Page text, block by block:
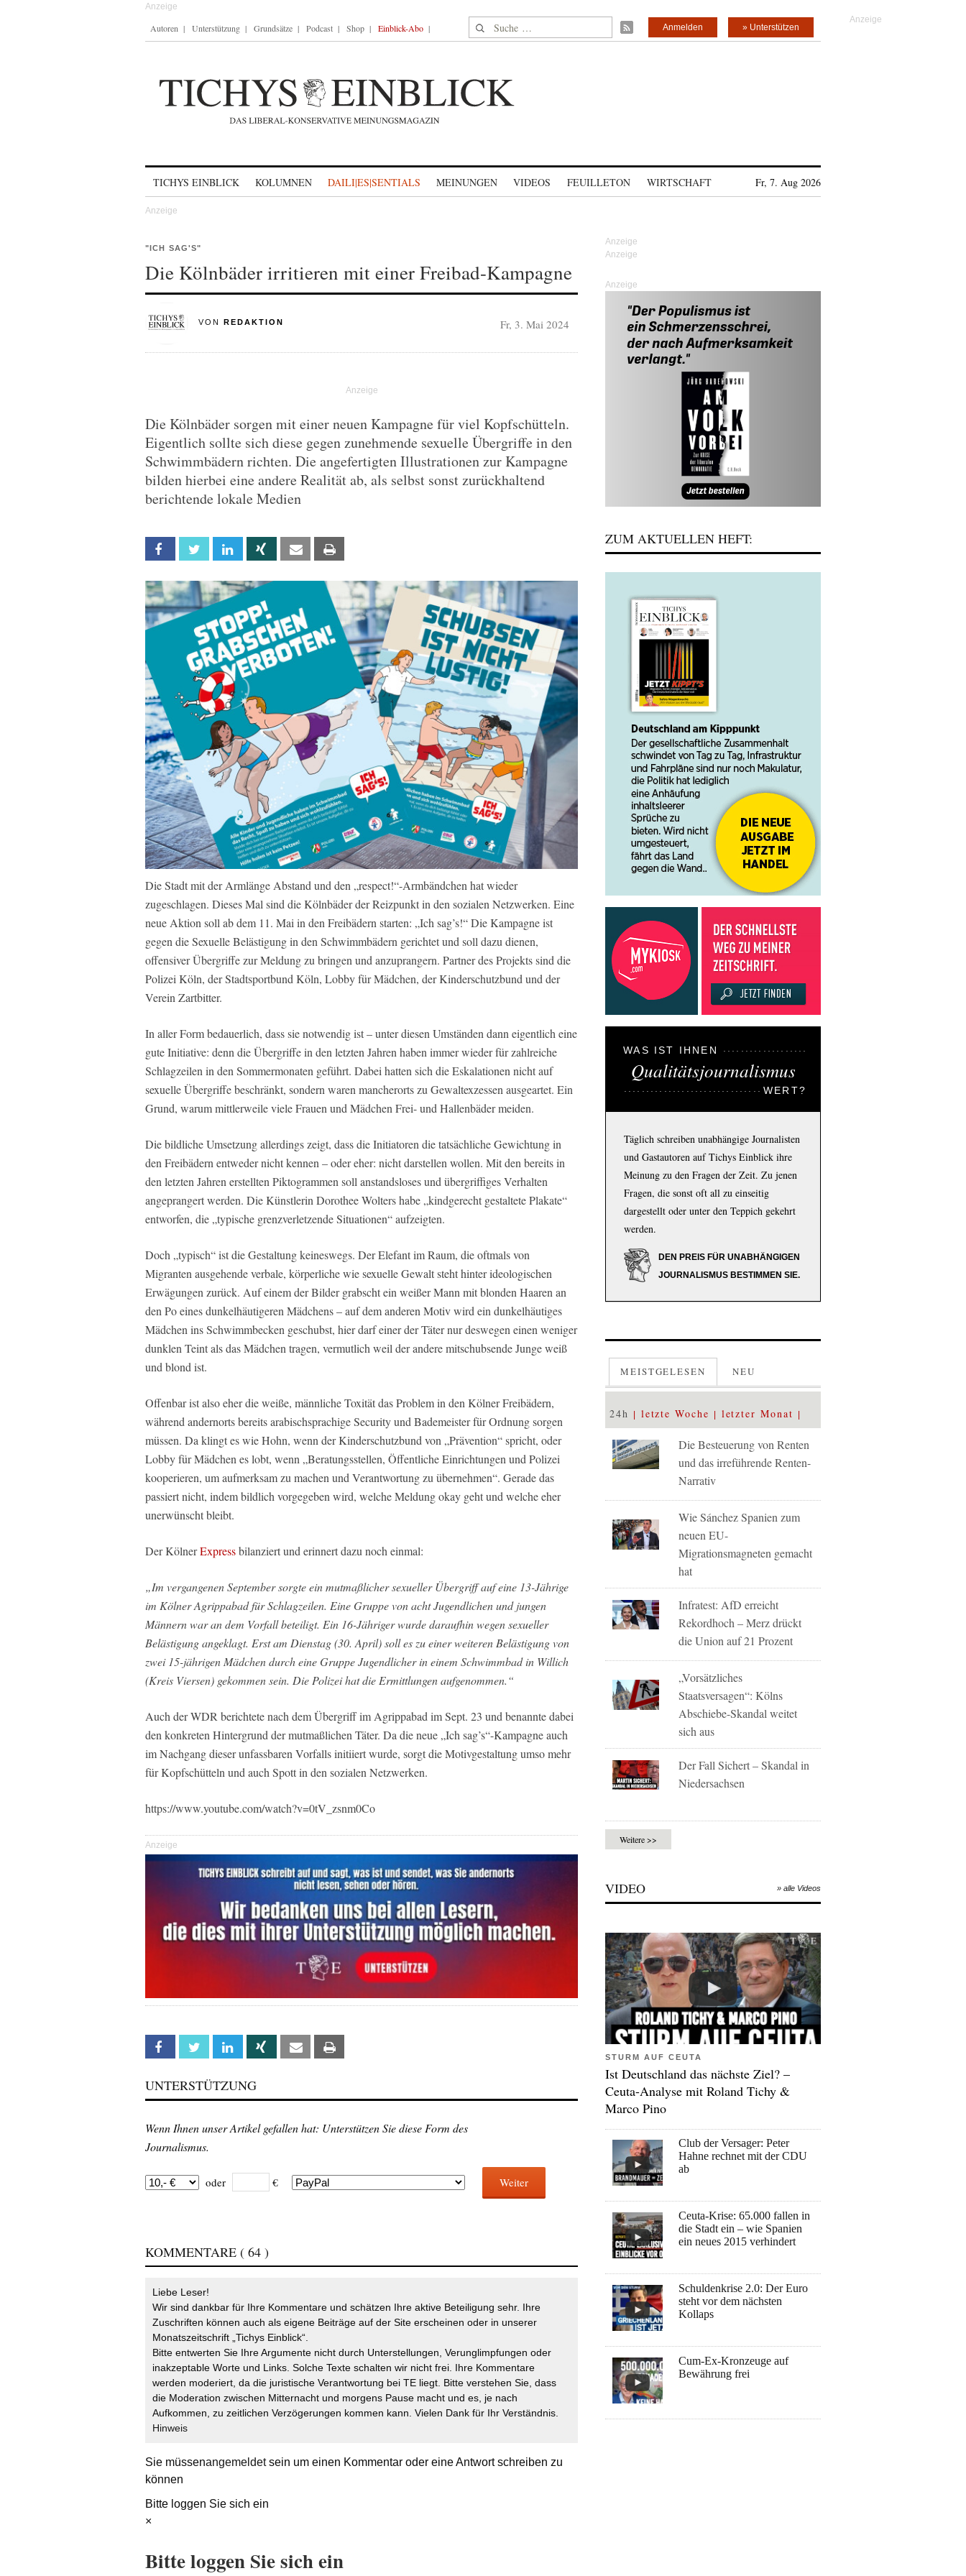
Autoren Unterstützung Grundsätze Podcast Shop Einblick-Abo Suche nach: » Unterstützen
Anmelden
TICHYS EINBLICK KOLUMNEN DAILI|ES|SENTIALS MEINUNGEN VIDEOS FEUILLETON WIRTSCHAFT Fr, 7. Aug 2026
"ICH SAG'S"
Die Kölnbäder irritieren mit einer Freibad-Kampagne
VON REDAKTION Fr, 3. Mai 2024
Die Kölnbäder sorgen mit einer neuen Kampagne für viel Kopfschütteln.
Eigentlich sollte sich diese gegen zunehmende sexuelle Übergriffe in den
Schwimmbädern richten. Die angefertigten Illustrationen zur Kampagne
bilden hierbei eine andere Realität ab, als selbst sonst zurückhaltend
berichtende lokale Medien
Facebook Twitter Linkedin Xing Email
Die Stadt mit der Armlänge Abstand und den „respect!“-Armbändchen hat wieder
zugeschlagen. Dieses Mal sind die Kölnbäder der Reizpunkt in den sozialen Netzwerken. Eine
neue Aktion soll ab dem 11. Mai in den Freibädern starten: „Ich sag’s!“ Die Kampagne ist
gegen die Sexuelle Belästigung in den Schwimmbädern gerichtet und soll dazu dienen,
offensiver Übergriffe zur Meldung zu bringen und anzuprangern. Partner des Projekts sind die
Polizei Köln, der Stadtsportbund Köln, Lobby für Mädchen, der Kinderschutzbund und der
Verein Zartbitter.
In aller Form bedauerlich, dass sie notwendig ist – unter diesen Umständen dann eigentlich eine
gute Initiative: denn die Übergriffe in den letzten Jahren haben immer wieder für zahlreiche
Schlagzeilen in den Sommermonaten geführt. Dabei hatten sich die Eskalationen nicht auf
sexuelle Übergriffe beschränkt, sondern waren mancherorts zu Gewaltexzessen ausgeartet. Ein
Grund, warum mittlerweile viele Frauen und Mädchen Frei- und Hallenbäder meiden.
Die bildliche Umsetzung allerdings zeigt, dass die Initiatoren die tatsächliche Gewichtung in
den Freibädern entweder nicht kennen – oder eher: nicht darstellen wollen. Mit den bereits in
den letzten Jahren erstellten Piktogrammen soll anstandsloses und übergriffiges Verhalten
angeprangert werden. Die Künstlerin Dorothee Wolters habe „kindgerecht gestaltete Plakate“
entworfen, die „typische grenzverletzende Situationen“ aufzeigten.
Doch „typisch“ ist die Gestaltung keineswegs. Der Elefant im Raum, die oftmals von
Migranten ausgehende verbale, körperliche wie sexuelle Gewalt steht hinter ideologischen
Erwägungen zurück. Auf einem der Bilder grabscht ein weißer Mann mit blonden Haaren an
den Po eines dunkelhäutigeren Mädchens – auf dem anderen Motiv wird ein dunkelhäutiges
Mädchen ins Schwimmbecken geschubst, hier darf einer der Täter nur deswegen einen weniger
dunklen Teint als das Mädchen tragen, vermutlich weil der andere mitschubsende Junge weiß
und blond ist.
Offenbar ist also eher die weiße, männliche Toxität das Problem in den Kölner Freibädern,
während andernorts bereits arabischsprachige Security und Bademeister für Ordnung sorgen
müssen. Da klingt es wie Hohn, wenn der Kinderschutzbund von „Prävention“ spricht, oder
Lobby für Mädchen es lobt, wenn „Beratungsstellen, Öffentliche Einrichtungen und Polizei
kooperieren, um aufmerksam zu machen und Verantwortung zu übernehmen“. Gerade das
passiert nicht, indem bildlich vorgegeben wird, welche Meldung okay geht und welche eher
unerwünscht bleibt.
Der KölnerExpressbilanziert und erinnert dazu noch einmal:
„Im vergangenen September sorgte ein mutmaßlicher sexueller Übergriff auf eine 13-Jährige
im Kölner Agrippabad für Schlagzeilen. Eine Gruppe von acht Jugendlichen und jungen
Männern war an dem Vorfall beteiligt. Ein 16-Jähriger wurde daraufhin wegen sexueller
Belästigung angeklagt. Erst am Dienstag (30. April) soll es zu einer weiteren Belästigung von
zwei 15-jährigen Mädchen durch eine Gruppe Jugendlicher in einem Schwimmbad in Willich
(Kreis Viersen) gekommen sein. Die Polizei hat die Ermittlungen aufgenommen.“
Auch der WDR berichtete nach dem Übergriff im Agrippabad im Sept. 23 und benannte dabei
den konkreten Hintergrund der mutmaßlichen Täter. Da die neue „Ich sag’s“-Kampagne auch
im Nachgang dieser unfassbaren Vorfalls initiiert wurde, sorgt die Motivgestaltung umso mehr
für Kopfschütteln und auch Spott in den sozialen Netzwerken.
https://www.youtube.com/watch?v=0tV_zsnm0Co
Anzeige
Facebook Twitter Linkedin Xing Email
UNTERSTÜTZUNG
Wenn Ihnen unser Artikel gefallen hat: Unterstützen Sie diese Form des
Journalismus.
oder € Weiter
KOMMENTARE ( 64 )
Liebe Leser!
Wir sind dankbar für Ihre Kommentare und schätzen Ihre aktive Beteiligung sehr. Ihre
Zuschriften können auch als eigene Beiträge auf der Site erscheinen oder in unserer
Monatszeitschrift „Tichys Einblick“.
Bitte entwerten Sie Ihre Argumente nicht durch Unterstellungen, Verunglimpfungen oder
inakzeptable Worte und Links. Solche Texte schalten wir nicht frei. Ihre Kommentare
werden moderiert, da die juristische Verantwortung bei TE liegt. Bitte verstehen Sie, dass
die Moderation zwischen Mitternacht und morgens Pause macht und es, je nach
Aufkommen, zu zeitlichen Verzögerungen kommen kann. Vielen Dank für Ihr Verständnis.
Hinweis
Sie müssenangemeldetsein um einen Kommentar oder eine Antwort schreiben zu
können
Bitte loggen Sie sich ein
×
Bitte loggen Sie sich ein
Anzeige
ZUM AKTUELLEN HEFT:
WAS IST IHNEN
Qualitätsjournalismus
WERT?
Täglich schreiben unabhängige Journalisten
und Gastautoren auf Tichys Einblick ihre
Meinung zu den Fragen der Zeit. Zu jenen
Fragen, die sonst oft all zu einseitig
dargestellt oder unter den Teppich gekehrt
werden.
DEN PREIS FÜR UNABHÄNGIGEN
JOURNALISMUS BESTIMMEN SIE.
MEISTGELESEN NEU
24h letzte Woche letzter Monat
Die Besteuerung von Renten
und das irreführende Renten-
Narrativ
Wie Sánchez Spanien zum
neuen EU-
Migrationsmagneten gemacht
hat
Infratest: AfD erreicht
Rekordhoch – Merz drückt
die Union auf 21 Prozent
„Vorsätzliches
Staatsversagen“: Kölns
Abschiebe-Skandal weitet
sich aus
Der Fall Sichert – Skandal in
Niedersachsen
Weitere >>
VIDEO » alle Videos
STURM AUF CEUTA
Ist Deutschland das nächste Ziel? –
Ceuta-Analyse mit Roland Tichy &
Marco Pino
Club der Versager: Peter
Hahne rechnet mit der CDU
ab
Ceuta-Krise: 65.000 fallen in
die Stadt ein – wie Spanien
ein neues 2015 verhindert
Schuldenkrise 2.0: Der Euro
steht vor dem nächsten
Kollaps
Cum-Ex-Kronzeuge auf
Bewährung frei